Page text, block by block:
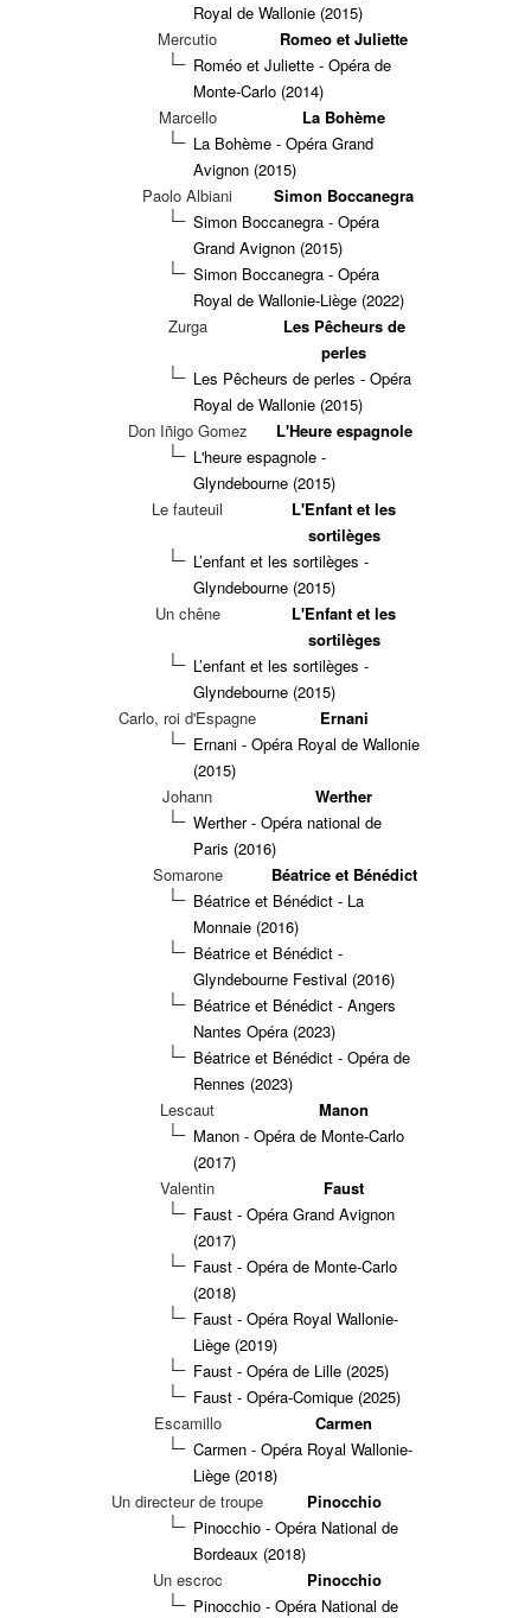
Royal de Wallonie (2015)
Mercutio
Romeo et Juliette
Roméo et Juliette - Opéra de
Monte-Carlo (2014)
Marcello
La Bohème
La Bohème - Opéra Grand
Avignon (2015)
Paolo Albiani
Simon Boccanegra
Simon Boccanegra - Opéra
Grand Avignon (2015)
Simon Boccanegra - Opéra
Royal de Wallonie-Liège (2022)
Zurga
Les Pêcheurs de
perles
Les Pêcheurs de perles - Opéra
Royal de Wallonie (2015)
Don Iñigo Gomez
L'Heure espagnole
L'heure espagnole -
Glyndebourne (2015)
Le fauteuil
L'Enfant et les
sortilèges
L’enfant et les sortilèges -
Glyndebourne (2015)
Un chêne
L'Enfant et les
sortilèges
L’enfant et les sortilèges -
Glyndebourne (2015)
Carlo, roi d'Espagne
Ernani
Ernani - Opéra Royal de Wallonie
(2015)
Johann
Werther
Werther - Opéra national de
Paris (2016)
Somarone
Béatrice et Bénédict
Béatrice et Bénédict - La
Monnaie (2016)
Béatrice et Bénédict -
Glyndebourne Festival (2016)
Béatrice et Bénédict - Angers
Nantes Opéra (2023)
Béatrice et Bénédict - Opéra de
Rennes (2023)
Lescaut
Manon
Manon - Opéra de Monte-Carlo
(2017)
Valentin
Faust
Faust - Opéra Grand Avignon
(2017)
Faust - Opéra de Monte-Carlo
(2018)
Faust - Opéra Royal Wallonie-
Liège (2019)
Faust - Opéra de Lille (2025)
Faust - Opéra-Comique (2025)
Escamillo
Carmen
Carmen - Opéra Royal Wallonie-
Liège (2018)
Un directeur de troupe
Pinocchio
Pinocchio - Opéra National de
Bordeaux (2018)
Un escroc
Pinocchio
Pinocchio - Opéra National de